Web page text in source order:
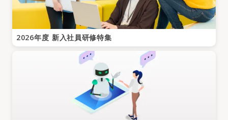
2026年度 新入社員研修特集